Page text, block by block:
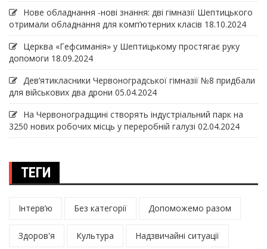
Нове обладнання -нові знання: дві гімназії Шептицького
отримали обладнання для комп’ютерних класів 18.10.2024
Церква «Гефсиманія» у Шептицькому простягає руку
допомоги 18.09.2024
Дев‘ятикласники Червоноградської гімназії №8 придбали
для військових два дрони 05.04.2024
На Червоноградщині створять індустріальний парк на
3250 нових робочих місць у переробній галузі 02.04.2024
ТЕГИ
Інтерв’ю Без категорії Допоможемо разом
Здоров'я Культура Надзвичайні ситуації